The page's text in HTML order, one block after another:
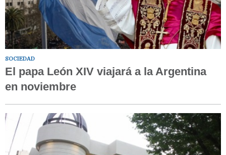
SOCIEDAD
El papa León XIV viajará a la Argentina
en noviembre